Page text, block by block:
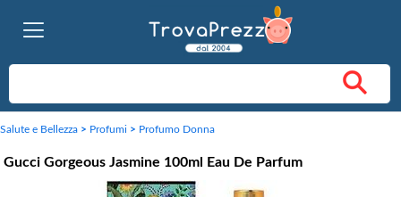
Salute e Bellezza > Profumi > Profumo Donna
Gucci Gorgeous Jasmine 100ml Eau De Parfum